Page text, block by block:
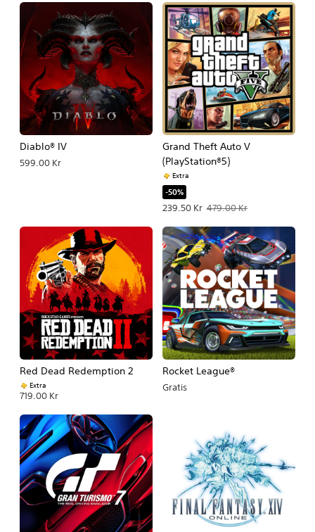
Diablo® IV
599.00 Kr
Grand Theft Auto V
(PlayStation®5)
Extra
-50%
239.50 Kr
Erbjudande: 239.50 Kr Originalpris:
479.00 Kr
Red Dead Redemption 2
Extra
719.00 Kr
Rocket League®
Gratis